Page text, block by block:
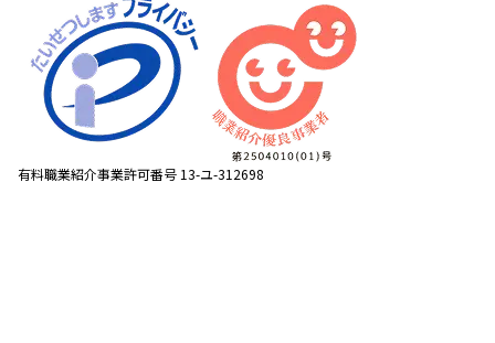
有料職業紹介事業許可番号 13-ユ-312698